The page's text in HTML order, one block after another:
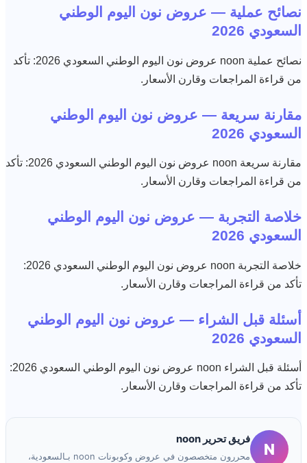
نصائح عملية — عروض نون اليوم الوطني
السعودي 2026
نصائح عملية noon عروض نون اليوم الوطني السعودي 2026: تأكد
من قراءة المراجعات وقارن الأسعار.
مقارنة سريعة — عروض نون اليوم الوطني
السعودي 2026
مقارنة سريعة noon عروض نون اليوم الوطني السعودي 2026: تأكد
من قراءة المراجعات وقارن الأسعار.
خلاصة التجربة — عروض نون اليوم الوطني
السعودي 2026
خلاصة التجربة noon عروض نون اليوم الوطني السعودي 2026:
تأكد من قراءة المراجعات وقارن الأسعار.
أسئلة قبل الشراء — عروض نون اليوم الوطني
السعودي 2026
أسئلة قبل الشراء noon عروض نون اليوم الوطني السعودي 2026:
تأكد من قراءة المراجعات وقارن الأسعار.
N
فريق تحرير noon
محررون متخصصون في عروض وكوبونات noon بـالسعودية،